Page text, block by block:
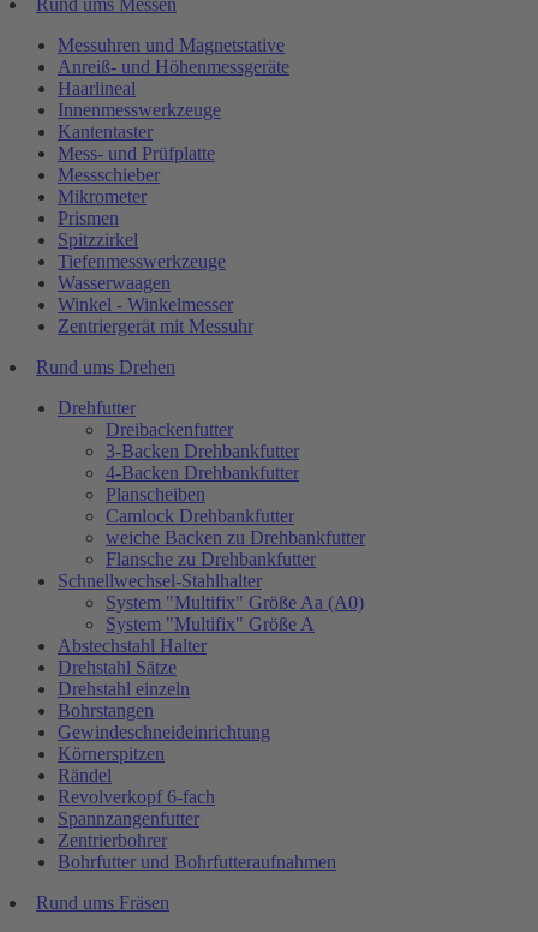
Rund ums Messen
Messuhren und Magnetstative
Anreiß- und Höhenmessgeräte
Haarlineal
Innenmesswerkzeuge
Kantentaster
Mess- und Prüfplatte
Messschieber
Mikrometer
Prismen
Spitzzirkel
Tiefenmesswerkzeuge
Wasserwaagen
Winkel - Winkelmesser
Zentriergerät mit Messuhr
Rund ums Drehen
Drehfutter
Dreibackenfutter
3-Backen Drehbankfutter
4-Backen Drehbankfutter
Planscheiben
Camlock Drehbankfutter
weiche Backen zu Drehbankfutter
Flansche zu Drehbankfutter
Schnellwechsel-Stahlhalter
System "Multifix" Größe Aa (A0)
System "Multifix" Größe A
Abstechstahl Halter
Drehstahl Sätze
Drehstahl einzeln
Bohrstangen
Gewindeschneideinrichtung
Körnerspitzen
Rändel
Revolverkopf 6-fach
Spannzangenfutter
Zentrierbohrer
Bohrfutter und Bohrfutteraufnahmen
Rund ums Fräsen